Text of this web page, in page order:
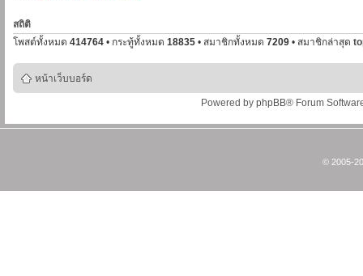
สถิติ
โพสต์ทั้งหมด 414764 • กระทู้ทั้งหมด 18835 • สมาชิกทั้งหมด 7209 • สมาชิกล่าสุด
หน้าเว็บบอร์ด
Powered by phpBB® Forum
© 2005-